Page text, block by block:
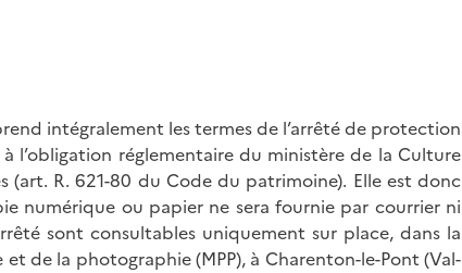
intégralement les termes de l’arrêté de protection
l’obligation réglementaire du ministère de la Culture
(art. R. 621-80 du Code du patrimoine). Elle est donc
numérique ou papier ne sera fournie par courrier ni
sont consultables uniquement sur place, dans la
de la photographie (MPP), à Charenton-le-Pont (Val-